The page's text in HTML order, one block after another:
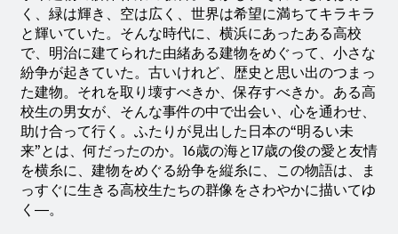
く、緑は輝き、空は広く、世界は希望に満ちてキラキラ
と輝いていた。そんな時代に、横浜にあったある高校
で、明治に建てられた由緒ある建物をめぐって、小さな
紛争が起きていた。古いけれど、歴史と思い出のつまっ
た建物。それを取り壊すべきか、保存すべきか。ある高
校生の男女が、そんな事件の中で出会い、心を通わせ、
助け合って行く。ふたりが見出した日本の“明るい未
来”とは、何だったのか。16歳の海と17歳の俊の愛と友情
を横糸に、建物をめぐる紛争を縦糸に、この物語は、ま
っすぐに生きる高校生たちの群像をさわやかに描いてゆ
く―。